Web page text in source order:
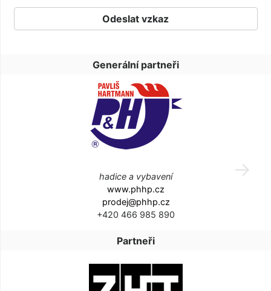
Generální partneři
hadice a vybavení
www.phhp.cz
prodej@phhp.cz
+420 466 985 890
Partneři